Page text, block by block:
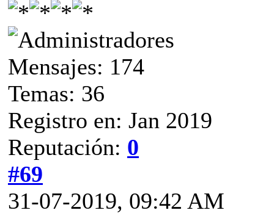
Mensajes: 174
Temas: 36
Registro en: Jan 2019
Reputación: 0
#69
31-07-2019, 09:42 AM